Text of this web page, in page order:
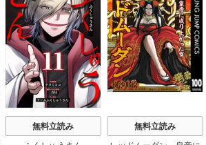
無料立読み
無料立読み
e
t